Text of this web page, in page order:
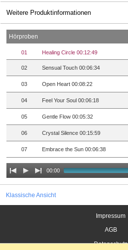
Weitere Produktinformationen
Hörproben
01 Healing Circle 00:12:49
02 Sensual Touch 00:06:34
03 Open Heart 00:08:22
04 Feel Your Soul 00:06:18
05 Gentle Flow 00:05:32
06 Crystal Silence 00:15:59
07 Embrace the Sun 00:06:38
00:00
Klassische Ansicht
Impressum
AGB
Datenschutz